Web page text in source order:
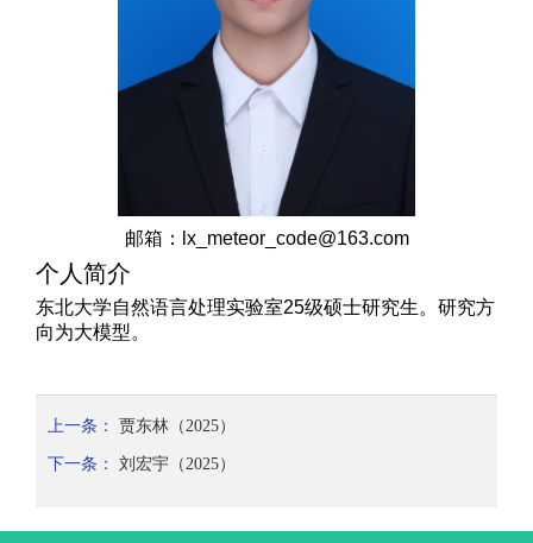
邮箱： lx_meteor_code@163.com
个人简介
东北大学自然语言处理实验室25级硕士研究生。 研究方
向为大模型。
上一条： 贾东林（2025）
下一条： 刘宏宇（2025）